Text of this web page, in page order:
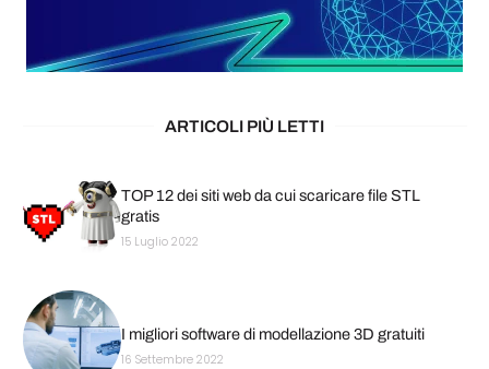
ARTICOLI PIÙ LETTI
TOP 12 dei siti web da cui scaricare file STL
gratis
15 Luglio 2022
I migliori software di modellazione 3D gratuiti
16 Settembre 2022